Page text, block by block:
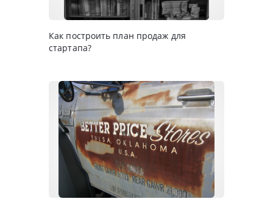
Как построить план продаж для
стартапа?